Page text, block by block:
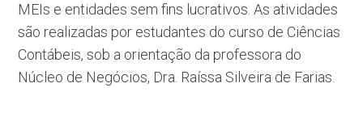
MEIs e entidades sem fins lucrativos. As atividades
são realizadas por estudantes do curso de Ciências
Contábeis, sob a orientação da professora do
Núcleo de Negócios, Dra. Raíssa Silveira de Farias.